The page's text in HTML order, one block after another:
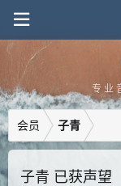
专 业
会员 子青
子青 已获声望